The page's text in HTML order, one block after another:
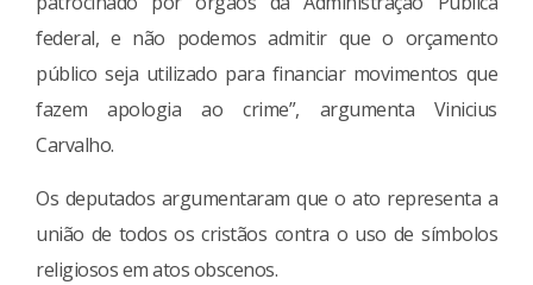
federal, e não podemos admitir que o orçamento
público seja utilizado para financiar movimentos que
fazem apologia ao crime”, argumenta Vinicius
Carvalho.
Os deputados argumentaram que o ato representa a
união de todos os cristãos contra o uso de símbolos
religiosos em atos obscenos.